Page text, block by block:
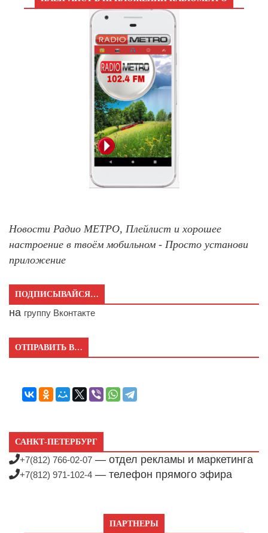
Новости Радио МЕТРО, Плейлист и хорошее
настроение в твоём мобильном - Просто установи
приложение
ПОДПИСЫВАЙСЯ…
на группу Вконтакте
ОТПРАВИТЬ В…
САНКТ-ПЕТЕРБУРГ
+7(812) 766-02-07 — отдел рекламы и маркетинга
+7(812) 971-102-4 — телефон прямого эфира
ПАРТНЕРЫ